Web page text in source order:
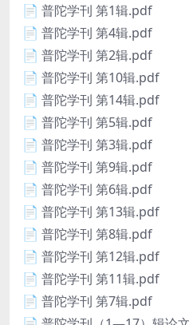
📄 普陀学刊 第1辑.pdf
📄 普陀学刊 第4辑.pdf
📄 普陀学刊 第2辑.pdf
📄 普陀学刊 第10辑.pdf
📄 普陀学刊 第14辑.pdf
📄 普陀学刊 第5辑.pdf
📄 普陀学刊 第3辑.pdf
📄 普陀学刊 第9辑.pdf
📄 普陀学刊 第6辑.pdf
📄 普陀学刊 第13辑.pdf
📄 普陀学刊 第8辑.pdf
📄 普陀学刊 第12辑.pdf
📄 普陀学刊 第11辑.pdf
📄 普陀学刊 第7辑.pdf